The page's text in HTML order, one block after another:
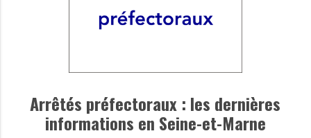
Arrêtés préfectoraux : les dernières
informations en Seine-et-Marne